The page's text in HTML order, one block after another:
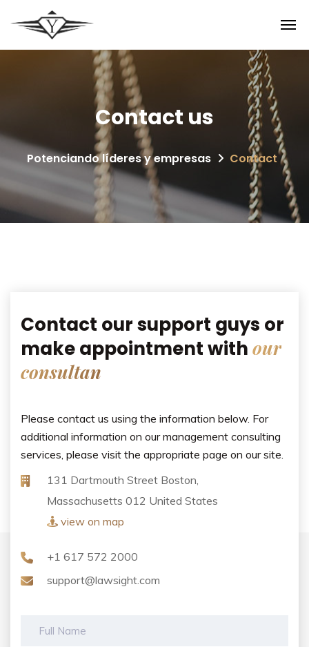
Contact us
Potenciando líderes y empresas Contact
Contact our support guys or
make appointment with our
consultan
Please contact us using the information below. For
additional information on our management consulting
services, please visit the appropriate page on our site.
131 Dartmouth Street Boston,
Massachusetts 012 United States
view on map
+1 617 572 2000
support@lawsight.com